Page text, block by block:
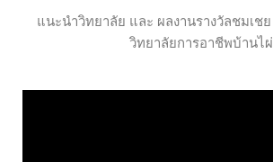
แนะนำวิทยาลัย และ ผลงานรางวัลชมเช
วิทยาลัยการอาชีพบ้านไผ่